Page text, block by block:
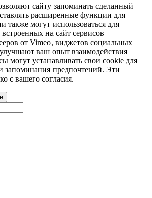
сайту запоминать сделанный
расширенные функции для
также могут использоваться для
на сайт сервисов
от Vimeo, виджетов социальных
ваш опыт взаимодействия
могут устанавливать свои cookie для
запоминания предпочтений. Эти
с вашего согласия.